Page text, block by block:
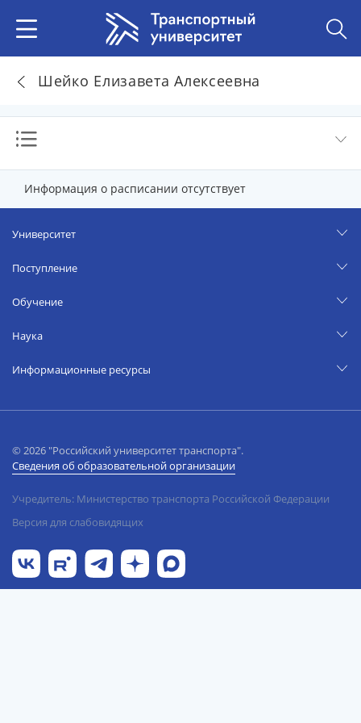
Шейко Елизавета Алексеевна
Информация о расписании отсутствует
Университет
Поступление
Обучение
Наука
Информационные ресурсы
© 2026 "Российский университет транспорта".
Сведения об образовательной организации
Учредитель: Министерство транспорта Российской Федерации
Версия для слабовидящих